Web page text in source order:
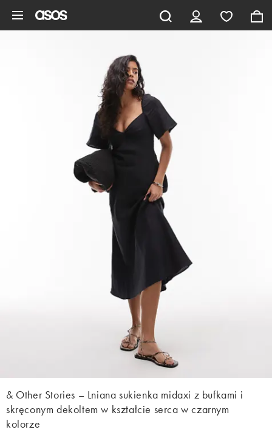
& Other Stories – Lniana sukienka midaxi z bufkami i
skręconym dekoltem w kształcie serca w czarnym
kolorze